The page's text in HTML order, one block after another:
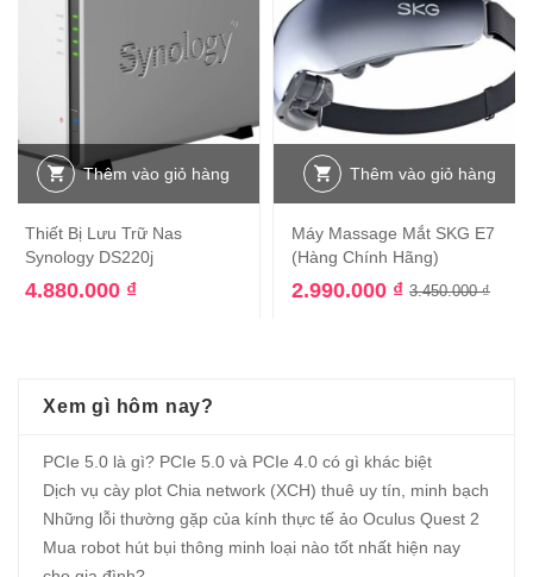
Thêm vào giỏ hàng
Thiết Bị Lưu Trữ Nas
Synology DS220j
4.880.000 ₫
Thêm vào giỏ hàng
Máy Massage Mắt SKG E7
(Hàng Chính Hãng)
3.450.000₫
2.990.000 ₫
Xem gì hôm nay?
PCIe 5.0 là gì? PCIe 5.0 và PCIe 4.0 có gì khác biệt
Dịch vụ cày plot Chia network (XCH) thuê uy tín, minh bạch
Những lỗi thường gặp của kính thực tế ảo Oculus Quest 2
Mua robot hút bụi thông minh loại nào tốt nhất hiện nay